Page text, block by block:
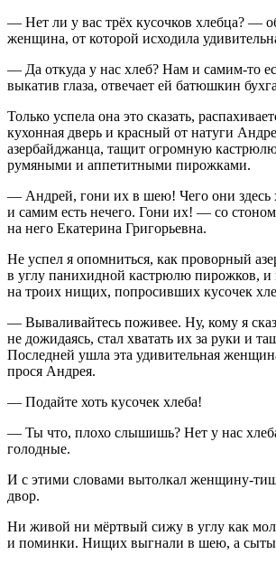
— Нет ли у вас трёх кусочков хлебца? —
женщина, от которой исходила
— Да откуда у нас хлеб? Нам и самим-то
выкатив глаза, отвечает ей батюшкин
Только успела она это сказать,
кухонная дверь и красный от натуги
азербайджанца, тащит огромную
румяными и аппетитными пирожками.
— Андрей, гони их в шею! Чего они здесь
и самим есть нечего. Гони их! — со
на него Екатерина Григорьевна.
Не успел я опомниться, как проворный
в углу панихидной кастрюлю пирожков, и
на троих нищих, попросивших кусочек
— Вываливайтесь поживее. Ну, кому я
не дожидаясь, стал хватать их за руки и
Последней ушла эта удивительная
прося Андрея.
— Подайте хоть кусочек хлеба!
— Ты что, плохо слышишь? Нет у нас
голодные.
И с этими словами вытолкал женщину-
двор.
Ни живой ни мёртвый сижу в углу как
и поминки. Нищих выгнали в шею, а